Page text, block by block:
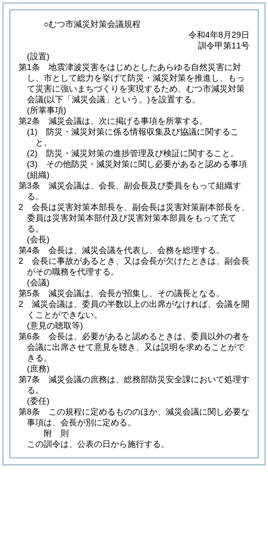
○むつ市減災対策会議規程
令和4年8月29日
訓令甲第11号
(設置)
第1条
地震津波災害をはじめとしたあらゆる自然災害に対
し、市として総力を挙げて防災・減災対策を推進し、もっ
て災害に強いまちづくりを実現するため、むつ市減災対策
会議(以下「減災会議」という。)を設置する。
(所掌事項)
第2条
減災会議は、次に掲げる事項を所掌する。
(1)
防災・減災対策に係る情報収集及び協議に関するこ
と。
(2)
防災・減災対策の進捗管理及び検証に関すること。
(3)
その他防災・減災対策に関し必要があると認める事項
(組織)
第3条
減災会議は、会長、副会長及び委員をもって組織す
る。
2
会長は災害対策本部長を、副会長は災害対策副本部長を、
委員は災害対策本部付及び災害対策本部員をもって充て
る。
(会長)
第4条
会長は、減災会議を代表し、会務を総理する。
2
会長に事故があるとき、又は会長が欠けたときは、副会長
がその職務を代理する。
(会議)
第5条
減災会議は、会長が招集し、その議長となる。
2
減災会議は、委員の半数以上の出席がなければ、会議を開
くことができない。
(意見の聴取等)
第6条
会長は、必要があると認めるときは、委員以外の者を
会議に出席させて意見を聴き、又は説明を求めることがで
きる。
(庶務)
第7条
減災会議の庶務は、総務部防災安全課において処理す
る。
(委任)
第8条
この規程に定めるもののほか、減災会議に関し必要な
事項は、会長が別に定める。
附 則
この訓令は、公表の日から施行する。